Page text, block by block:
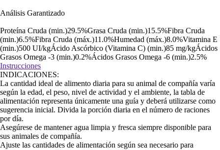
Análisis Garantizado
Proteína Cruda (min.)29.5%Grasa Cruda (min.)15.5%Fibra Cruda
(min.)6.5%Fibra Cruda (máx.)11.0%Humedad (máx.)8.0%Vitamina E
(min.)500 UI/kgÁcido Ascórbico (Vitamina C) (min.)85 mg/kgÁcidos
Grasos Omega -3 (min.)0.2%Ácidos Grasos Omega -6 (min.)2.5%
Instrucciones
INDICACIONES:
La cantidad ideal de alimento diaria para su animal de compañía varía
según la edad, el peso, nivel de actividad y el ambiente, la tabla de
alimentación representa únicamente una guía y deberá utilizarse como
sugerencia inicial. Divida la porción diaria en el número de raciones
por día.
Asegúrese de mantener agua limpia y fresca siempre disponible para
sus animales de compañía.
Ajuste las cantidades de alimentación según sea necesario para